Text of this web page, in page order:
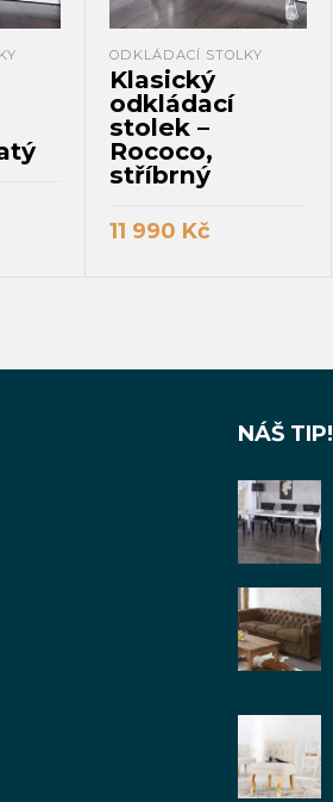
ODKLÁDACÍ STOLKY
Klasický
odkládací
stolek –
Rococo,
stříbrný
11 990 Kč
NÁŠ TIP!